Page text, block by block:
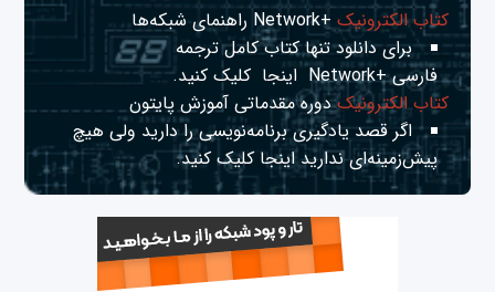
کتاب الکترونیک+Network راهنمای شبکه‌ها
برای دانلود تنها کتاب کامل ترجمه
فارسی +Network
اینجا کلیک کنید.
کتاب الکترونیکدوره مقدماتی آموزش پایتون
اگر قصد یادگیری برنامه‌نویسی را دارید ولی هیچ
پیش‌زمینه‌ای نداریداینجا کلیک کنید.